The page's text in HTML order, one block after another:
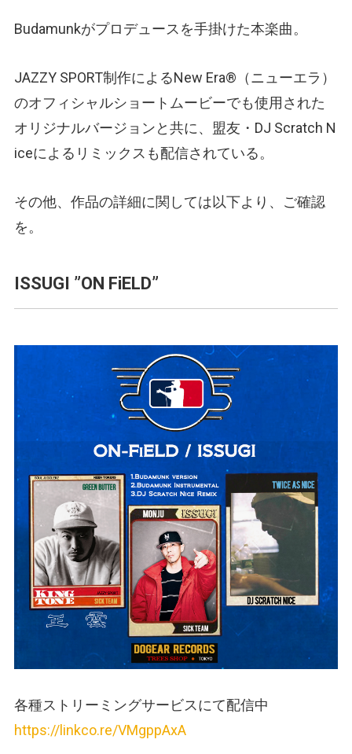
Budamunkがプロデュースを手掛けた本楽曲。
JAZZY SPORT制作によるNew Era®（ニューエラ）
のオフィシャルショートムービーでも使用された
オリジナルバージョンと共に、盟友・DJ Scratch N
iceによるリミックスも配信されている。
その他、作品の詳細に関しては以下より、ご確認
を。
ISSUGI ”ON FiELD”
各種ストリーミングサービスにて配信中
https://linkco.re/VMgppAxA